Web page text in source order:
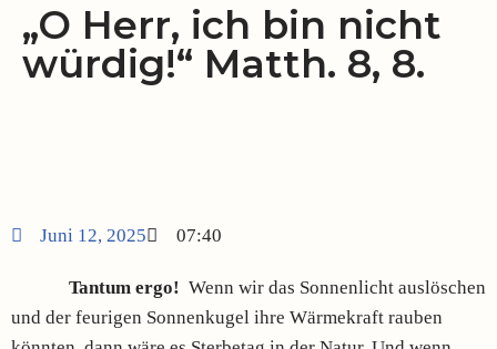
„O Herr, ich bin nicht
würdig!“ Matth. 8, 8.
Juni 12, 2025 07:40
Tantum ergo! Wenn wir das Sonnenlicht auslöschen
und der feurigen Sonnenkugel ihre Wärmekraft rauben